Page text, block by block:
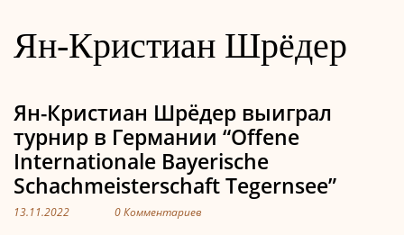
Ян-Кристиан Шрёдер
Ян-Кристиан Шрёдер выиграл
турнир в Германии “Offene
Internationale Bayerische
Schachmeisterschaft Tegernsee”
13.11.2022 0 Комментариев